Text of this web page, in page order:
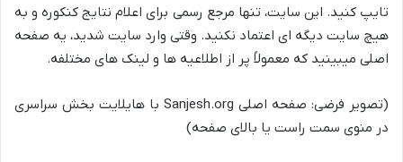
تایپ کنید. این سایت، تنها مرجع رسمی برای اعلام نتایج کنکوره و به
هیچ سایت دیگه ای اعتماد نکنید. وقتی وارد سایت شدید، یه صفحه
اصلی میبینید که معمولاً پر از اطلاعیه ها و لینک های مختلفه.
(تصویر فرضی: صفحه اصلی Sanjesh.org با هایلایت بخش سراسری
در منوی سمت راست یا بالای صفحه)